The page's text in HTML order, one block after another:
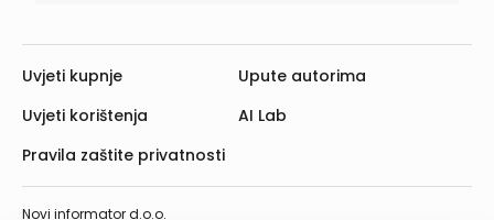
Novi informator d.o.o.
Uvjeti kupnje
Uvjeti korištenja
Pravila zaštite privatnosti
Upute autorima
AI Lab